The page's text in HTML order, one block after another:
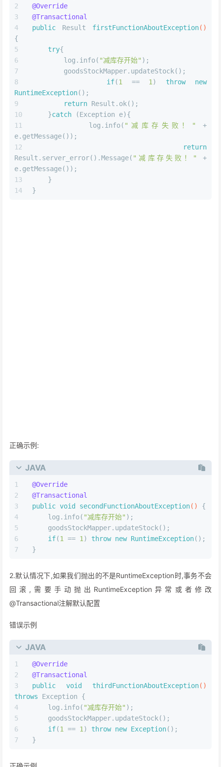
@Override
@Transactional
public Result firstFunctionAboutException()
{
try{
        log.info(
"减库存开始" );
        goodsStockMapper.updateStock();
if(1 == 1 ) throw
new
RuntimeException();
return Result.ok();
    }
catch (Exception e){
        log.info(
"减库存失败！"
+
e.getMessage());
return
Result.server_error().Message( "减库存失败！"
+
e.getMessage());
    }
}
正确示例:
JAVA
@Override
@Transactional
public void secondFunctionAboutException()
{
    log.info(
"减库存开始" );
    goodsStockMapper.updateStock();
if(1 == 1 ) throw new RuntimeException();
}
2.默认情况下,如果我们抛出的不是RuntimeException时,事务不会
回滚,需要手动抛出RuntimeException异常或者修改
@Transactional注解默认配置
错误示例
JAVA
@Override
@Transactional
public
void thirdFunctionAboutException()
throws Exception {
    log.info(
"减库存开始" );
    goodsStockMapper.updateStock();
if(1 == 1) throw new Exception();
}